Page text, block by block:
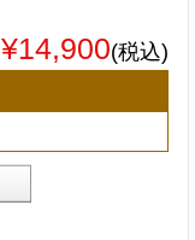
¥14,900(税込)